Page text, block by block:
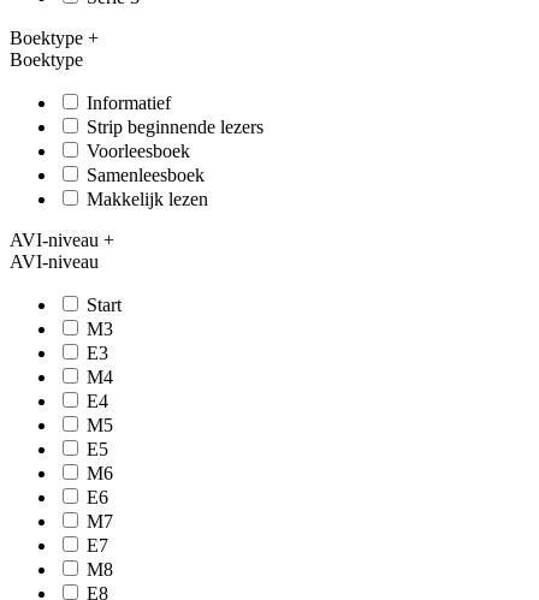
Boektype +
Boektype
Informatief
Strip beginnende lezers
Voorleesboek
Samenleesboek
Makkelijk lezen
AVI-niveau +
AVI-niveau
Start
M3
E3
M4
E4
M5
E5
M6
E6
M7
E7
M8
E8